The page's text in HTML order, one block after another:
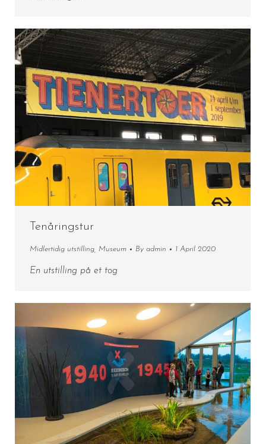
Tenåringstur
Midlertidig utstilling Museum By admin 1 April 2020
En utstilling på et tog